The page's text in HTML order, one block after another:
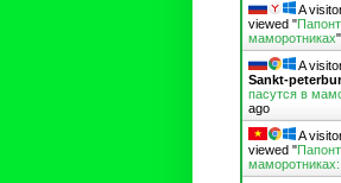
A
viewed "
маморотниках"
A
Sankt-
пасутся в
ago
A
viewed "